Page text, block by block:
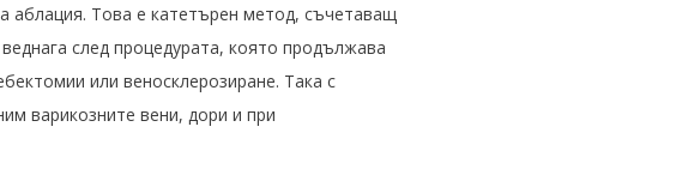
аблация. Това е катетърен метод, съчетаващ
след процедурата, която продължава
или веносклерозиране. Така с
варикозните вени, дори и при